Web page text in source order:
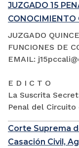
JUZGADO 15
CONOCIMIENTO
JUZGADO
FUNCIONES DE
EMAIL:
E D I C T O
La Suscrita
Penal del Circuito
Corte Suprema
Casación Civil,